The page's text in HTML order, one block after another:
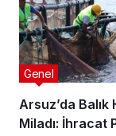
Arsuz’da Balık
Miladı: İhracat
Genel